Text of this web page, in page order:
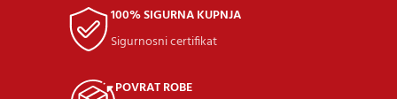
100% SIGURNA KUPNJA
Sigurnosni certifikat
POVRAT ROBE